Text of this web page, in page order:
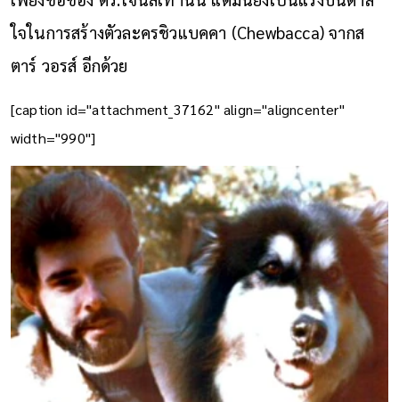
ใจในการสร้างตัวละครชิวแบคคา (Chewbacca) จากส
ตาร์ วอรส์ อีกด้วย
[caption id="attachment_37162" align="aligncenter"
width="990"]